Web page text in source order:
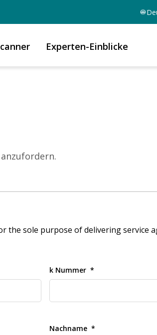
Experten-Einblicke
sole purpose of delivering service
k Nummer
Nachname